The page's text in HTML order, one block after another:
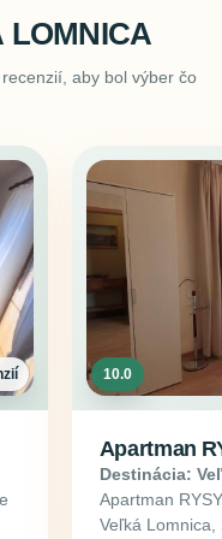
LOMNICA
aby bol výber čo
10.0
Apartman
Destinácia:
Apartman
Veľká Lomnica,